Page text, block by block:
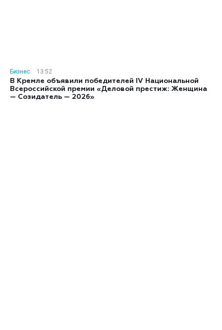
Бизнес
13:52
В Кремле объявили победителей IV Национальной
Всероссийской премии «Деловой престиж: Женщина
— Созидатель — 2026»